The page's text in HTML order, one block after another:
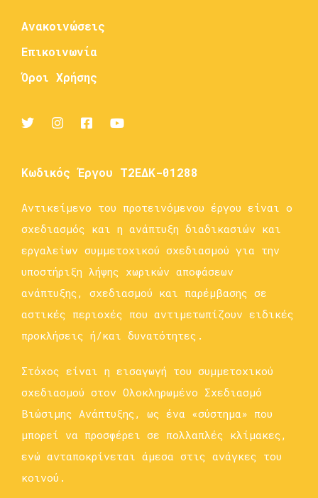
Ανακοινώσεις
Επικοινωνία
Όροι Χρήσης
Κωδικός Έργου Τ2ΕΔΚ-01288
Αντικείμενο του προτεινόμενου έργου είναι ο
σχεδιασμός και η ανάπτυξη διαδικασιών και
εργαλείων συμμετοχικού σχεδιασμού για την
υποστήριξη λήψης χωρικών αποφάσεων
ανάπτυξης, σχεδιασμού και παρέμβασης σε
αστικές περιοχές που αντιμετωπίζουν ειδικές
προκλήσεις ή/και δυνατότητες.
Στόχος είναι η εισαγωγή του συμμετοχικού
σχεδιασμού στον Ολοκληρωμένο Σχεδιασμό
Βιώσιμης Ανάπτυξης, ως ένα «σύστημα» που
μπορεί να προσφέρει σε πολλαπλές κλίμακες,
ενώ ανταποκρίνεται άμεσα στις ανάγκες του
κοινού.